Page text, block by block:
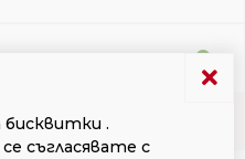
бисквитки .
съгласявате с